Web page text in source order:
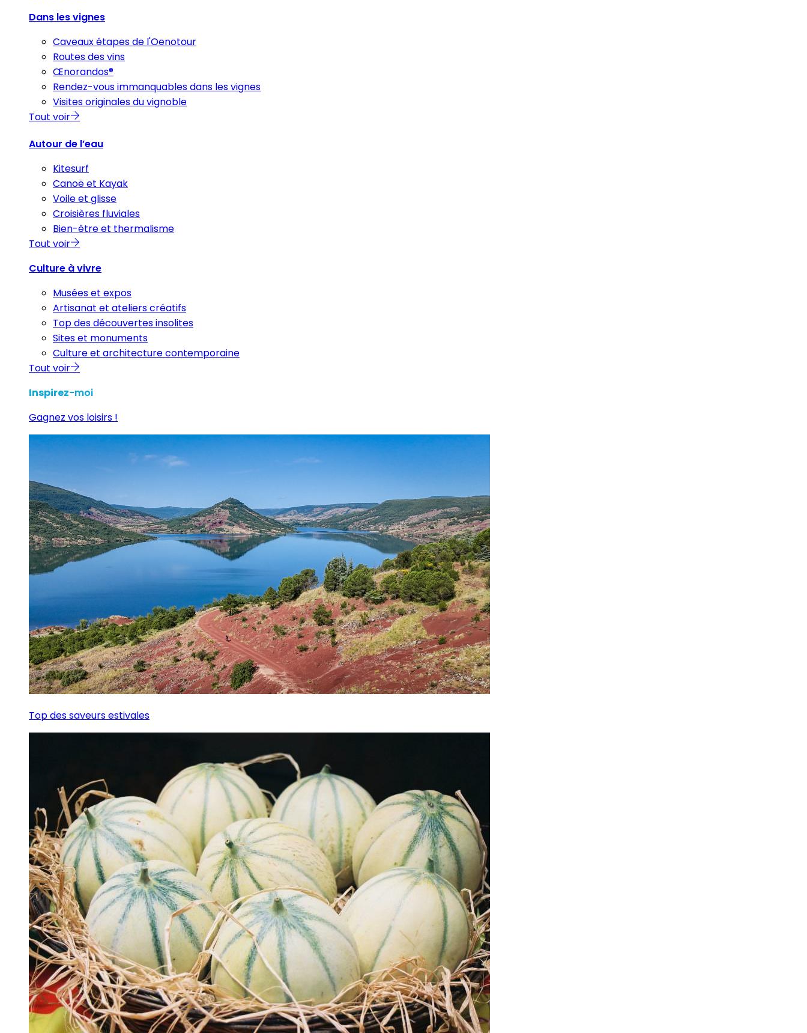
Dans les vignes
Caveaux étapes de l'Oenotour
Routes des vins
Œnorandos®
Rendez-vous immanquables dans les vignes
Visites originales du vignoble
Tout voir
Autour de l’eau
Kitesurf
Canoë et Kayak
Voile et glisse
Croisières fluviales
Bien-être et thermalisme
Tout voir
Culture à vivre
Musées et expos
Artisanat et ateliers créatifs
Top des découvertes insolites
Sites et monuments
Culture et architecture contemporaine
Tout voir
Inspirez-moi
Gagnez vos loisirs !
Top des saveurs estivales